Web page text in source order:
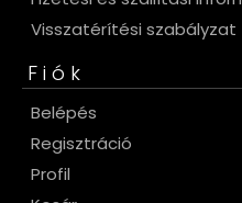
Visszatérítési szabályzat
Fiók
Belépés
Regisztráció
Profil